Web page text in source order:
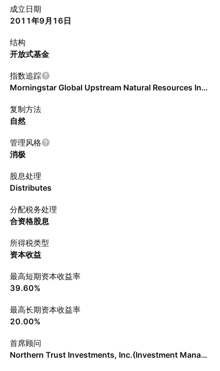
成立日期
2011年9月16日
结构
开放式基金
指数追踪
Morningstar Global Upstream Natural Resources Index
复制方法
自然
管理风格
消极
股息处理
Distributes
分配税务处理
合资格股息
所得税类型
资本收益
最高短期资本收益率
39.60%
最高长期资本收益率
20.00%
首席顾问
Northern Trust Investments, Inc.(Investment Management)